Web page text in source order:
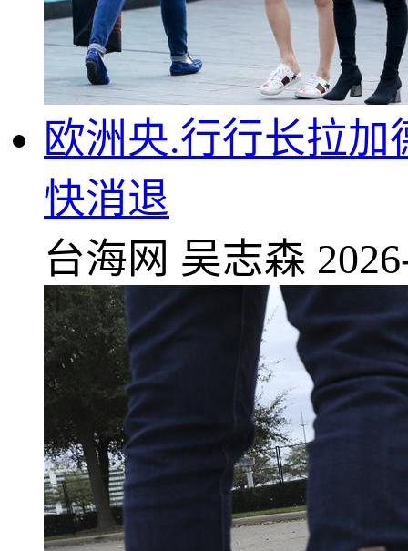
欧洲央.行行长拉
快消退
台海网 吴志森